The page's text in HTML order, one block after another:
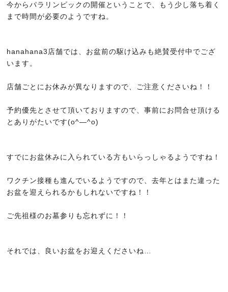
GRAY HAIR CARE
SISTER STORE
こだわり
今からパラリンピックの開催ということで、もう少し落ち着く
まで時間が必要のようですね。
hanahana3店舗では、お盆前の駆け込みも絶賛受付中でござ
います。
店舗ごとにお休みが異なりますので、ご注意くださいね！！
予約優先とさせて頂いておりますので、事前にお問合せ頂ける
とありがたいです(o^―^o)
すでにお盆休みに入られている方もいらっしゃるようですね！
ワクチン接種も進んでいるようですので、去年とはまた違った
お盆を迎えられるかもしれないですね！！
ご先祖様のお墓参りも忘れずに！！
それでは、良いお盆をお迎えくださいね…